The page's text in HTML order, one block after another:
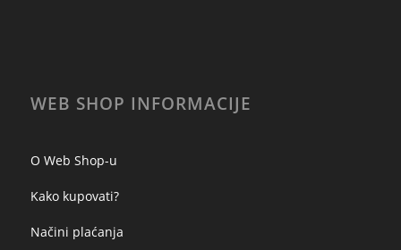
WEB SHOP INFORMACIJE
O Web Shop-u
Kako kupovati?
Načini plaćanja